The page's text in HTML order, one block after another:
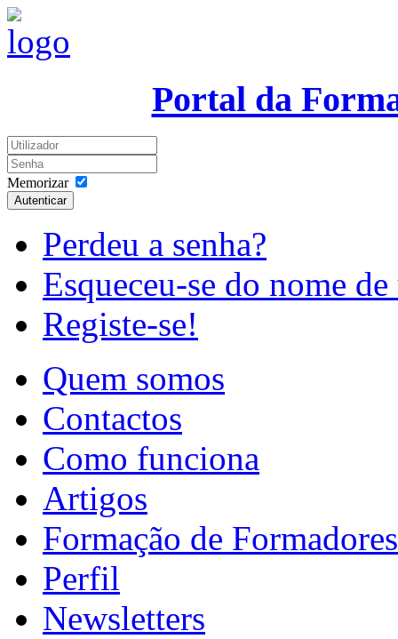
Portal da
Memorizar
Autenticar
Perdeu a senha?
Esqueceu-se do nome
Registe-se!
Quem somos
Contactos
Como funciona
Artigos
Formação de Formadores
Perfil
Newsletters